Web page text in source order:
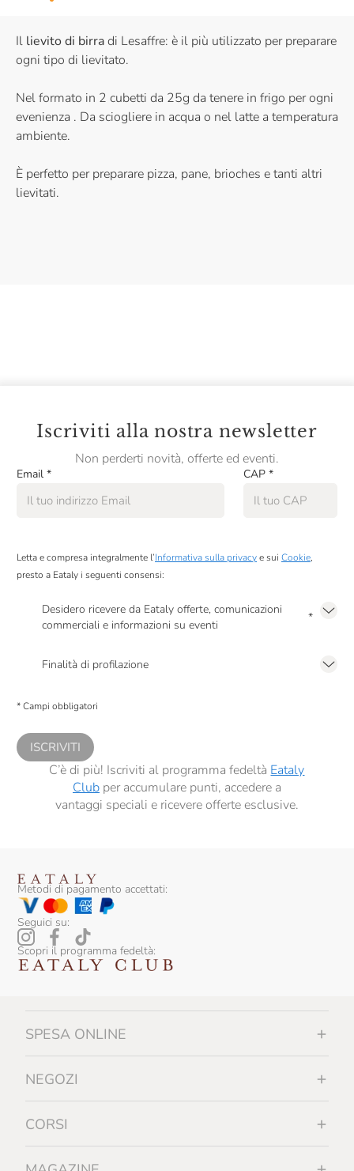
Il lievito di birradi Lesaffre: è il più utilizzato per preparare
ogni tipo di lievitato.
Nel formato in 2 cubetti da 25g da tenere in frigo per ogni
evenienza . Da sciogliere in acqua o nel latte a temperatura
ambiente.
È perfetto per preparare pizza, pane, brioches e tanti altri
lievitati.
Iscriviti alla nostra newsletter
Non perderti novità, offerte ed eventi.
Email * CAP *
Letta e compresa integralmente l’Informativa sulla privacye sui Cookie,
presto a Eataly i seguenti consensi:
Desidero ricevere da Eataly offerte, comunicazioni
commerciali e informazioni su eventi
*
Finalità di profilazione
comunicazioni commerciali personalizzate, in caso di consenso prestato ai
* Campi obbligatori
ISCRIVITI
C’è di più! Iscriviti al programma fedeltà Eataly
Clubper accumulare punti, accedere a
vantaggi speciali e ricevere offerte esclusive.
Metodi di pagamento accettati:
Seguici su:
Scopri il programma fedeltà:
SPESA ONLINE
NEGOZI
CORSI